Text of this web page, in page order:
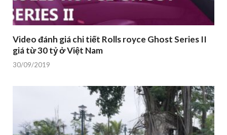
Video đánh giá chi tiết Rolls royce Ghost Series II
giá từ 30 tỷ ở Việt Nam
30/09/2019